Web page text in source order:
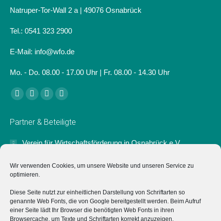
Wir verwenden Cookies, um unsere Website und unseren Service zu
optimieren.
Diese Seite nutzt zur einheitlichen Darstellung von Schriftarten so
genannte Web Fonts, die von Google bereitgestellt werden. Beim Aufruf
einer Seite lädt Ihr Browser die benötigten Web Fonts in ihren
Browsercache, um Texte und Schriftarten korrekt anzuzeigen.
Natruper-Tor-Wall 2 a | 49076 Osnabrück
Tel.: 0541 323 2900
E-Mail: info@wfo.de
Mo. - Do. 08.00 - 17.00 Uhr | Fr. 08.00 - 14.30 Uhr
Finden Sie uns auf:
Facebook
opens
in
window
Linkedin
opens
window
Instagram
opens
in
window
Website
opens
in
window
Partner & Beteiligte
Verein für Wirtschaftsförderung in Osnabrück e.V.
unterstützt das Projekt "Typisch Osnabrück" ideell sowie mit
Marketing Osnabrück GmbH